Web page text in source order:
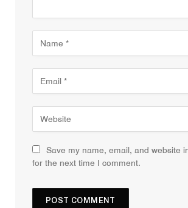
Save my name, email, and website
for the next time I comment.